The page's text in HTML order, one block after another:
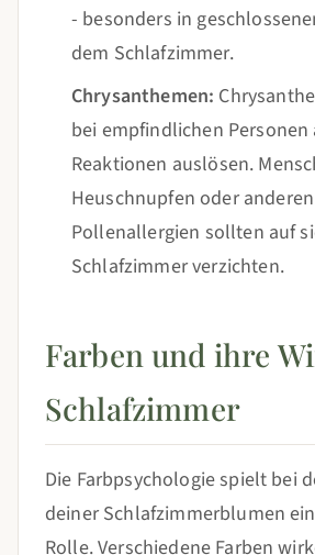
- besonders in
dem Schlafzimmer.
Chrysanthemen:
bei empfindlichen
Reaktionen auslösen.
Heuschnupfen oder anderen
Pollenallergien sollten auf
Schlafzimmer verzichten.
Farben und ihre
Schlafzimmer
Die Farbpsychologie spielt bei
deiner Schlafzimmerblumen
Rolle. Verschiedene Farben